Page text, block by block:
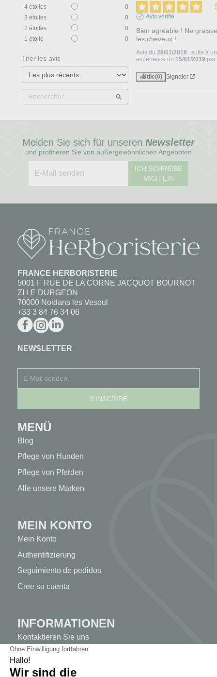
4 étoiles
0
3 étoiles
0
2 étoiles
0
1 étoile 0
Trier les avis
Avis vérifié
Bien agréable ! Ne
les cheveux !
Avis du28/01/2019
, suite à
expérience du 15/01/2019 par
Utile(0) Signaler
Melden Sie sich für unseren Newsletter
und profitieren Sie von außergewöhnlichen Angeboten
ICH SCHREIBE
MICH EIN
FRANCE HERBORISTERIE
5001 F RUE DE LA CORNE JACQUOT BOURNOT
ZI LE DURGEON
70000 Noidans les Vesoul
+33 3 84 76 34 06
NEWSLETTER
MENÜ
Blog
Pflege von Hunden
Pflege von Pferden
Alle unsere Marken
MEIN KONTO
Mein Konto
Authentifizierung
Seguimiento de pedidos
Cree su cuenta
INFORMATIONEN
Kontaktieren Sie uns
Sitemap
Unser Kräuterladen